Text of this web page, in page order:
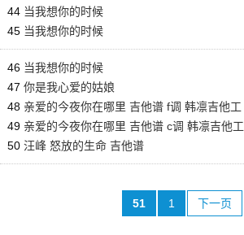
44 当我想你的时候
45 当我想你的时候
46 当我想你的时候
47 你是我心爱的姑娘
48 亲爱的今夜你在哪里 吉他谱 f调 韩凛吉他工
作室
49 亲爱的今夜你在哪里 吉他谱 c调 韩凛吉他工
作室
50 汪峰 怒放的生命 吉他谱
51 1 下一页